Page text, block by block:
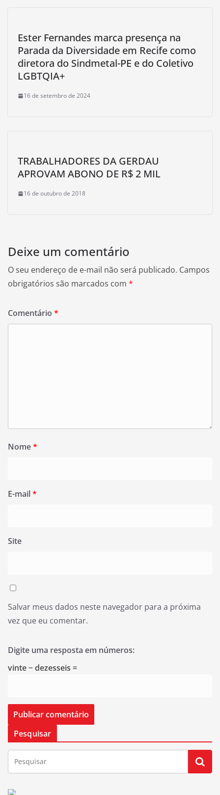
Ester Fernandes marca presença na
Parada da Diversidade em Recife como
diretora do Sindmetal-PE e do Coletivo
LGBTQIA+
16 de setembro de 2024
TRABALHADORES DA GERDAU
APROVAM ABONO DE R$ 2 MIL
16 de outubro de 2018
Deixe um comentário
O seu endereço de e-mail não será publicado. Campos
obrigatórios são marcados com *
Comentário *
Nome*
E-mail*
Site
Salvar meus dados neste navegador para a próxima
vez que eu comentar.
Digite uma resposta em números:
vinte − dezesseis =
Pesquisar